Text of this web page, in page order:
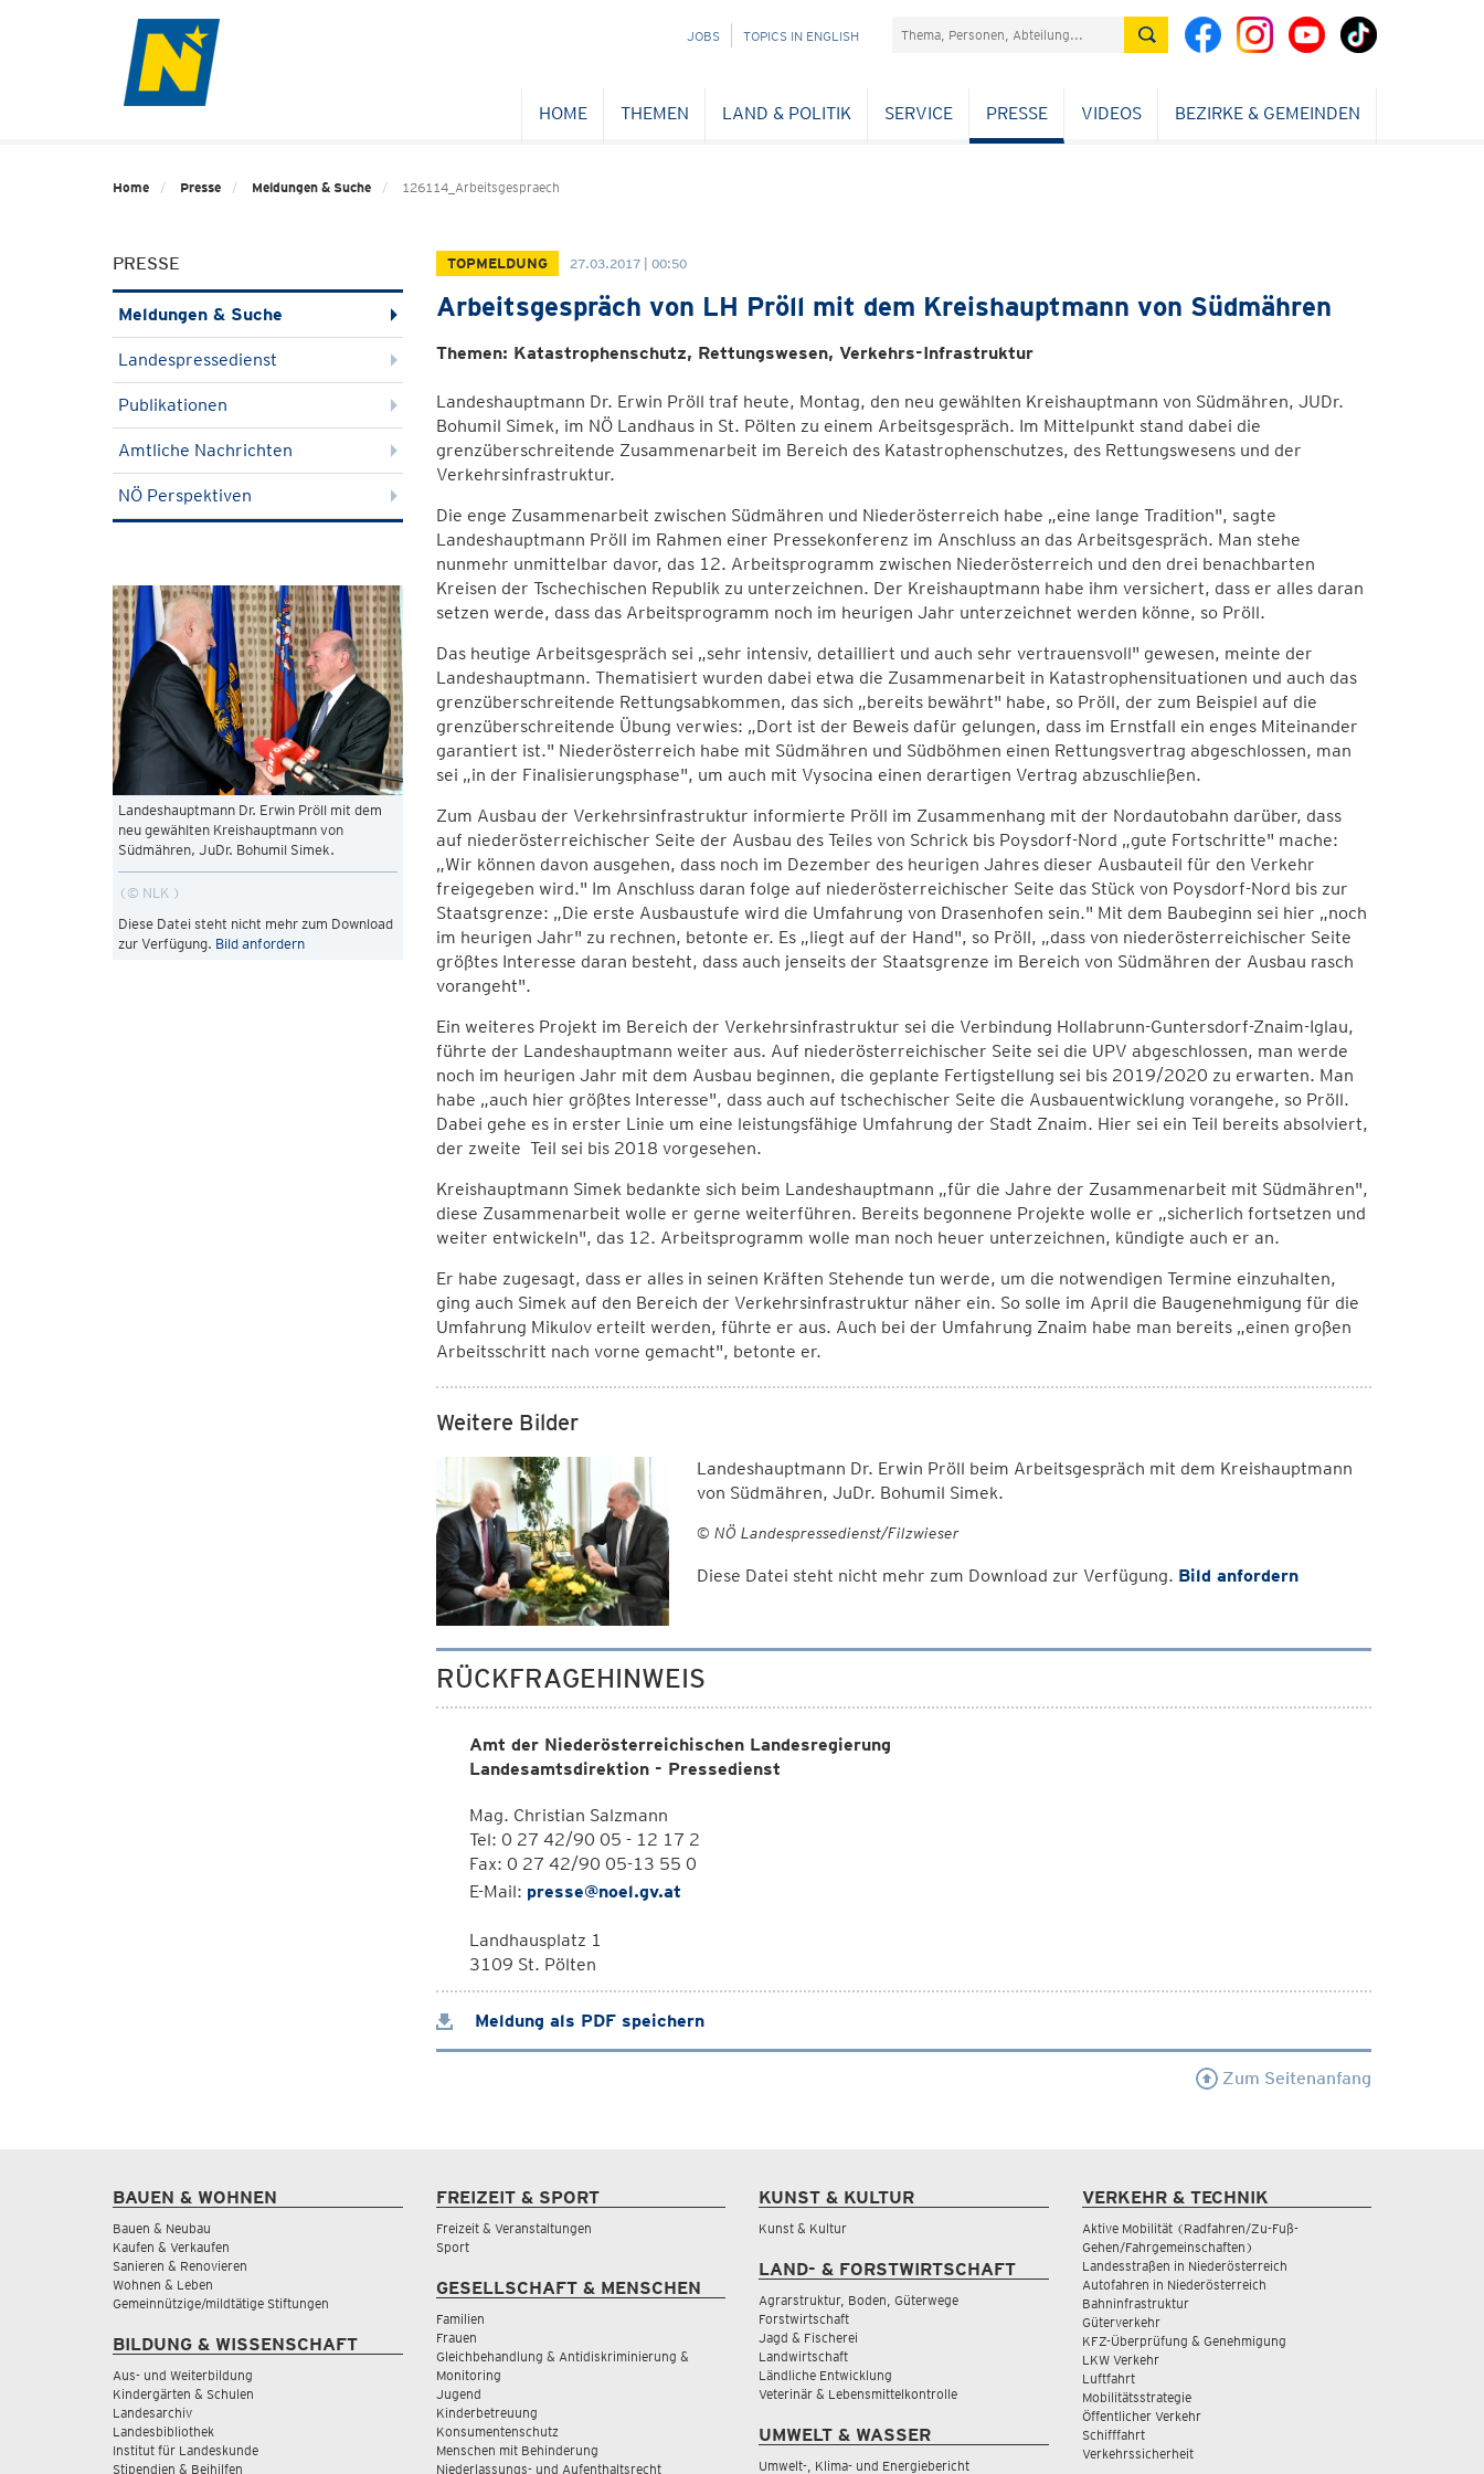
NAVIGATION
JOBS TOPICS IN ENGLISH Suchefeld
HOME THEMEN LAND & POLITIK SERVICE PRESSE VIDEOS BEZIRKE & GEMEINDEN
Home Presse Meldungen & Suche 126114_Arbeitsgespraech
PRESSE
Meldungen & Suche
Landespressedienst
Publikationen
Amtliche Nachrichten
NÖ Perspektiven
Landeshauptmann Dr. Erwin Pröll mit dem
neu gewählten Kreishauptmann von
Südmähren, JuDr. Bohumil Simek.
© NLK
Diese Datei steht nicht mehr zum Download
zur Verfügung. Bild anfordern
TOPMELDUNG 27.03.2017 | 00:50
Arbeitsgespräch von LH Pröll mit dem Kreishauptmann von Südmähren
Themen: Katastrophenschutz, Rettungswesen, Verkehrs-Infrastruktur
Landeshauptmann Dr. Erwin Pröll traf heute, Montag, den neu gewählten Kreishauptmann von Südmähren, JUDr.
Bohumil Simek, im NÖ Landhaus in St. Pölten zu einem Arbeitsgespräch. Im Mittelpunkt stand dabei die
grenzüberschreitende Zusammenarbeit im Bereich des Katastrophenschutzes, des Rettungswesens und der
Verkehrsinfrastruktur.
Die enge Zusammenarbeit zwischen Südmähren und Niederösterreich habe „eine lange Tradition", sagte
Landeshauptmann Pröll im Rahmen einer Pressekonferenz im Anschluss an das Arbeitsgespräch. Man stehe
nunmehr unmittelbar davor, das 12. Arbeitsprogramm zwischen Niederösterreich und den drei benachbarten
Kreisen der Tschechischen Republik zu unterzeichnen. Der Kreishauptmann habe ihm versichert, dass er alles daran
setzen werde, dass das Arbeitsprogramm noch im heurigen Jahr unterzeichnet werden könne, so Pröll.
Das heutige Arbeitsgespräch sei „sehr intensiv, detailliert und auch sehr vertrauensvoll" gewesen, meinte der
Landeshauptmann. Thematisiert wurden dabei etwa die Zusammenarbeit in Katastrophensituationen und auch das
grenzüberschreitende Rettungsabkommen, das sich „bereits bewährt" habe, so Pröll, der zum Beispiel auf die
grenzüberschreitende Übung verwies: „Dort ist der Beweis dafür gelungen, dass im Ernstfall ein enges Miteinander
garantiert ist." Niederösterreich habe mit Südmähren und Südböhmen einen Rettungsvertrag abgeschlossen, man
sei „in der Finalisierungsphase", um auch mit Vysocina einen derartigen Vertrag abzuschließen.
Zum Ausbau der Verkehrsinfrastruktur informierte Pröll im Zusammenhang mit der Nordautobahn darüber, dass
auf niederösterreichischer Seite der Ausbau des Teiles von Schrick bis Poysdorf-Nord „gute Fortschritte" mache:
„Wir können davon ausgehen, dass noch im Dezember des heurigen Jahres dieser Ausbauteil für den Verkehr
freigegeben wird." Im Anschluss daran folge auf niederösterreichischer Seite das Stück von Poysdorf-Nord bis zur
Staatsgrenze: „Die erste Ausbaustufe wird die Umfahrung von Drasenhofen sein." Mit dem Baubeginn sei hier „noch
im heurigen Jahr" zu rechnen, betonte er. Es „liegt auf der Hand", so Pröll, „dass von niederösterreichischer Seite
größtes Interesse daran besteht, dass auch jenseits der Staatsgrenze im Bereich von Südmähren der Ausbau rasch
vorangeht".
Ein weiteres Projekt im Bereich der Verkehrsinfrastruktur sei die Verbindung Hollabrunn-Guntersdorf-Znaim-Iglau,
führte der Landeshauptmann weiter aus. Auf niederösterreichischer Seite sei die UPV abgeschlossen, man werde
noch im heurigen Jahr mit dem Ausbau beginnen, die geplante Fertigstellung sei bis 2019/2020 zu erwarten. Man
habe „auch hier größtes Interesse", dass auch auf tschechischer Seite die Ausbauentwicklung vorangehe, so Pröll.
Dabei gehe es in erster Linie um eine leistungsfähige Umfahrung der Stadt Znaim. Hier sei ein Teil bereits absolviert,
der zweite Teil sei bis 2018 vorgesehen.
Kreishauptmann Simek bedankte sich beim Landeshauptmann „für die Jahre der Zusammenarbeit mit Südmähren",
diese Zusammenarbeit wolle er gerne weiterführen. Bereits begonnene Projekte wolle er „sicherlich fortsetzen und
weiter entwickeln", das 12. Arbeitsprogramm wolle man noch heuer unterzeichnen, kündigte auch er an.
Er habe zugesagt, dass er alles in seinen Kräften Stehende tun werde, um die notwendigen Termine einzuhalten,
ging auch Simek auf den Bereich der Verkehrsinfrastruktur näher ein. So solle im April die Baugenehmigung für die
Umfahrung Mikulov erteilt werden, führte er aus. Auch bei der Umfahrung Znaim habe man bereits „einen großen
Arbeitsschritt nach vorne gemacht", betonte er.
Weitere Bilder
Landeshauptmann Dr. Erwin Pröll beim Arbeitsgespräch mit dem Kreishauptmann
von Südmähren, JuDr. Bohumil Simek.
© NÖ Landespressedienst/Filzwieser
Diese Datei steht nicht mehr zum Download zur Verfügung. Bild anfordern
RÜCKFRAGEHINWEIS
Amt der Niederösterreichischen Landesregierung
Landesamtsdirektion - Pressedienst
Mag. Christian Salzmann
Tel: 0 27 42/90 05 - 12 17 2
Fax: 0 27 42/90 05-13 55 0
E-Mail: presse@noel.gv.at
Landhausplatz 1
3109 St. Pölten
Meldung als PDF speichern
Zum Seitenanfang
BAUEN & WOHNEN
Bauen & Neubau
Kaufen & Verkaufen
Sanieren & Renovieren
Wohnen & Leben
Gemeinnützige/mildtätige Stiftungen
BILDUNG & WISSENSCHAFT
Aus- und Weiterbildung
Kindergärten & Schulen
Landesarchiv
Landesbibliothek
Institut für Landeskunde
Stipendien & Beihilfen
FREIZEIT & SPORT
Freizeit & Veranstaltungen
Sport
GESELLSCHAFT & MENSCHEN
Familien
Frauen
Gleichbehandlung & Antidiskriminierung &
Monitoring
Jugend
Kinderbetreuung
Konsumentenschutz
Menschen mit Behinderung
Niederlassungs- und Aufenthaltsrecht
KUNST & KULTUR
Kunst & Kultur
LAND- & FORSTWIRTSCHAFT
Agrarstruktur, Boden, Güterwege
Forstwirtschaft
Jagd & Fischerei
Landwirtschaft
Ländliche Entwicklung
Veterinär & Lebensmittelkontrolle
UMWELT & WASSER
Umwelt-, Klima- und Energiebericht
VERKEHR & TECHNIK
Aktive Mobilität (Radfahren/Zu-Fuß-
Gehen/Fahrgemeinschaften)
Landesstraßen in Niederösterreich
Autofahren in Niederösterreich
Bahninfrastruktur
Güterverkehr
KFZ-Überprüfung & Genehmigung
LKW Verkehr
Luftfahrt
Mobilitätsstrategie
Öffentlicher Verkehr
Schifffahrt
Verkehrssicherheit